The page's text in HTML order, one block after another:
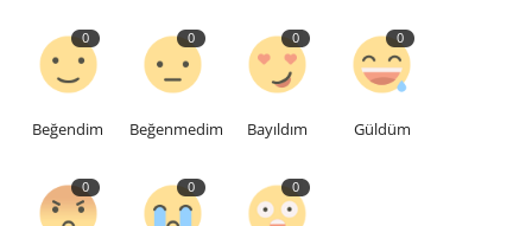
0
Beğendim
0
Beğenmedim
0
Bayıldım
0
Güldüm
0 0 0